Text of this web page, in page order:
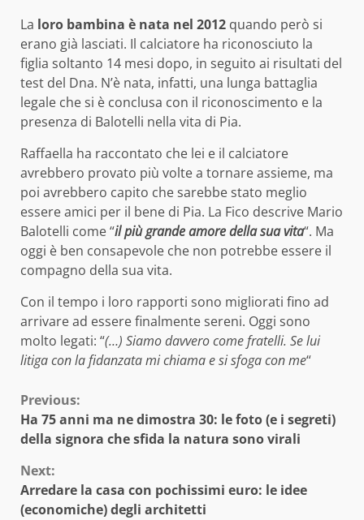
La loro bambina è nata nel 2012 quando però si
erano già lasciati. Il calciatore ha riconosciuto la
figlia soltanto 14 mesi dopo, in seguito ai risultati del
test del Dna. N’è nata, infatti, una lunga battaglia
legale che si è conclusa con il riconoscimento e la
presenza di Balotelli nella vita di Pia.
Raffaella ha raccontato che lei e il calciatore
avrebbero provato più volte a tornare assieme, ma
poi avrebbero capito che sarebbe stato meglio
essere amici per il bene di Pia. La Fico descrive Mario
Balotelli come “il più grande amore della sua vita“. Ma
oggi è ben consapevole che non potrebbe essere il
compagno della sua vita.
Con il tempo i loro rapporti sono migliorati fino ad
arrivare ad essere finalmente sereni. Oggi sono
molto legati: “(…) Siamo davvero come fratelli. Se lui
litiga con la fidanzata mi chiama e si sfoga con me“
Continue
Reading
Previous:
Ha 75 anni ma ne dimostra 30: le foto (e i segreti)
della signora che sfida la natura sono virali
Next:
Arredare la casa con pochissimi euro: le idee
(economiche) degli architetti